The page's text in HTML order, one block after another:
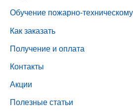
Обучение пожарно-
Как заказать
Получение и оплата
Контакты
Акции
Полезные статьи